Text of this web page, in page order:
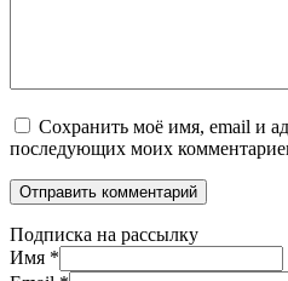
Сохранить моё имя, email и
последующих моих
Подписка на рассылку
Имя *